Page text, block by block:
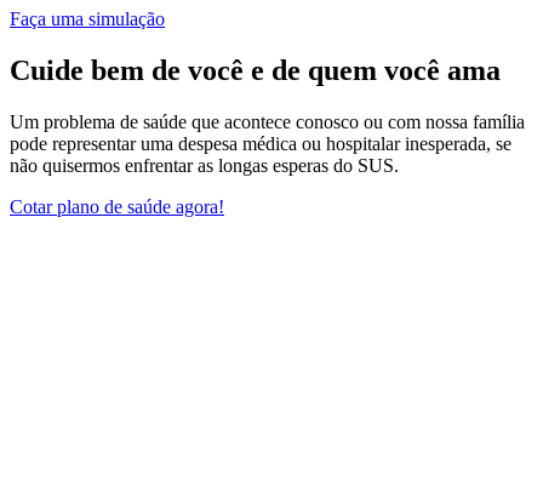
Faça uma simulação
Cuide bem de você e de quem você ama
Um problema de saúde que acontece conosco ou com nossa família
pode representar uma despesa médica ou hospitalar inesperada, se
não quisermos enfrentar as longas esperas do SUS.
Cotar plano de saúde agora!